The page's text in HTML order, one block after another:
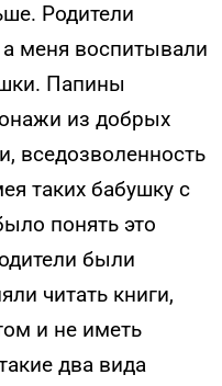
Родители
меня воспитывали
Папины
из добрых
вседозволенность
таких бабушку с
понять это
были
читать книги,
и не иметь
два вида